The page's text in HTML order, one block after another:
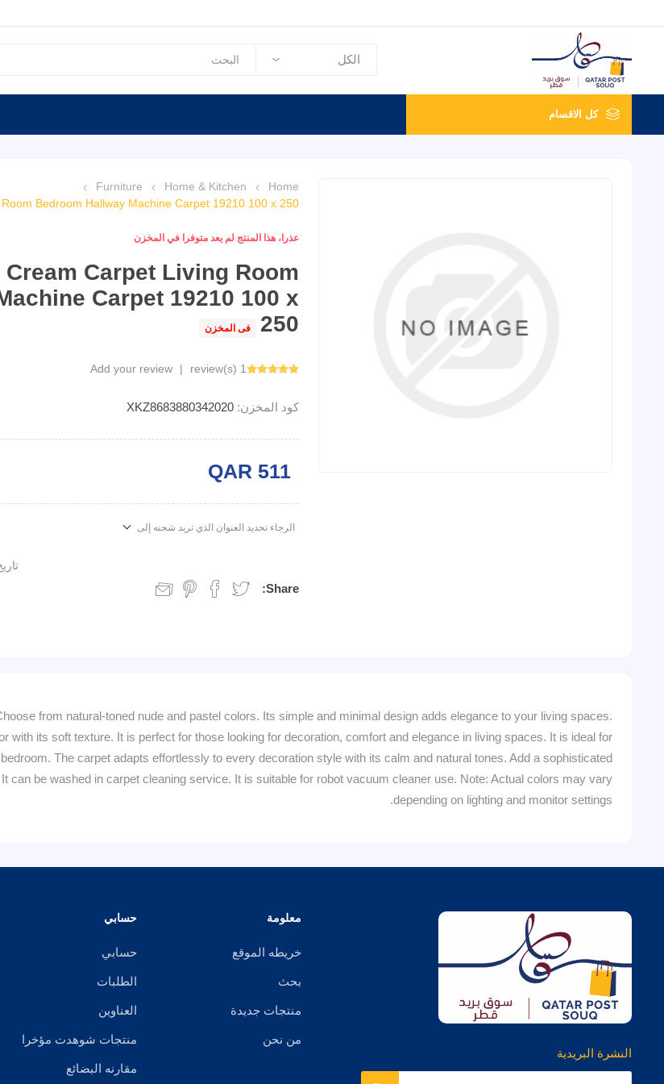
كل الاقسام
Home
Home & Kitchen
Furniture
Bedroom Hallway Machine Carpet 19210 100 x 250
عذرا، هذا المنتج لم يعد متوفرا في المخزن
Carpet Living Room
Carpet 19210 100 x
250
فى المخزن
1 review(s)
|
Add your review
كود المخزن: XKZ8683880342020
QAR 511
الرجاء تحديد العنوان الذي تريد شحنه إلى
Share:
from natural-toned nude and pastel colors. Its simple and minimal design adds elegance to your living spaces.
with its soft texture. It is perfect for those looking for decoration, comfort and elegance in living spaces. It is ideal for
The carpet adapts effortlessly to every decoration style with its calm and natural tones. Add a sophisticated
can be washed in carpet cleaning service. It is suitable for robot vacuum cleaner use. Note: Actual colors may vary
depending on lighting and monitor settings.
النشرة البريدية
معلومة
خريطه الموقع
بحث
منتجات جديدة
من نحن
حسابي
حسابي
الطلبات
العناوين
منتجات شوهدت مؤخرا
مقارنه البضائع